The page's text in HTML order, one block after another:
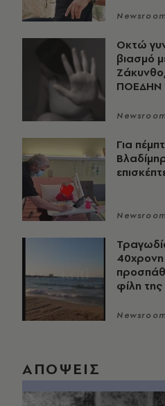
Newsroom
Οκτώ
βιασμό
ΠΟΕΔΗΝ
Newsroom
Για
Newsroom
40χρονη
φίλη της
Newsroom
ΑΠΟΨΕΙΣ